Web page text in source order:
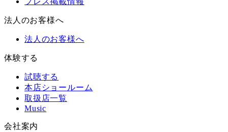
法人のお客様へ
法人のお客様へ
体験する
試聴する
本店ショールーム
取扱店一覧
Music
会社案内